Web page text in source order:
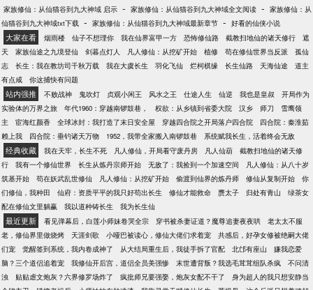
家族修仙：从仙猫谷到九大神域 启示 - 家族修仙：从仙猫谷到九大神域全文阅读 - 家族修仙：从
仙猫谷到九大神域txt下载 - 家族修仙：从仙猫谷到九大神域最新章节 - 好看的仙侠小说
大家在看 烟雨楼 仙子不想理你 我在仙界富甲一方 恐怖修仙路 截教扫地仙的诸天修行
遮
天
家族仙途之九境登仙 剑暮点灯人 凡人修仙：从挖矿开始 植修 苟在修仙世界当反派
孤仙
志
长生：我在教坊司千秋万载 我在大虞长生 羽化飞仙 烂柯棋缘 长生仙路 天海仙途
道主
有点咸
你这捕快有问题
站内强推 不败战神 鬼吹灯 贞观小闲王 风水之王 仕途人生 仙逆 我也是皇叔
开局作为
实验体的万界之旅
年代1960：穿越南锣鼓巷， 权欲：从乡镇到省委大院 汉乡 师刀
雪鹰领
主
宦海红颜香 全球冰封：我打造了末日安全屋 穿越四合院之开局落户四合院
四合院：秦淮茹
赖上我
四合院：垂钓诸天万物 1952，我带全家搬入南锣鼓巷 系统赋我长生，活着终会无敌
经典收藏 我在天牢，长生不死 凡人修仙，开局看守废丹房 凡人仙葫
截教扫地仙的诸天修
行
我有一个修仙世界 长生从炼丹宗师开始 无敌了：我捡到一个加速空间
凡人修仙：从八十岁
筑基开始
苟在妖武乱世修仙 凡人修仙：从挖矿开始 偷渡到仙界的炼丹师 修仙从复制开始
你
们修仙，我种田
仙府：资质平平的我只好苟出长生 修仙才能救命 赝太子 归处有青山
绿茶女
配在修仙文里躺赢
我以道种铸长生 我为长生仙
最近更新 看见弹幕后，白莲小师妹卷哭全宗 穿书被杀妻证道？魔尊追妻夜夜哄
老太太不服
老，修仙界里做烧烤
天涯剑歌 小哑巴被读心，修仙大佬们求着宠
共感后，好孕女修被绝嗣大佬
们宠
觉醒签到系统，我内卷成神了 从大结局重生后，我徒手拆了官配 北邙有座山
嫌我恋爱
脑？三个道侣追着宠
我修仙开后宫，道侣全员美强惨 末世遭背叛？我选毛茸茸组队杀疯
不问清
浊
贴贴虐文炮灰？六界修罗场炸了 疯批师兄要强娶，炮灰女配不干了
身为超人的我只想安静当